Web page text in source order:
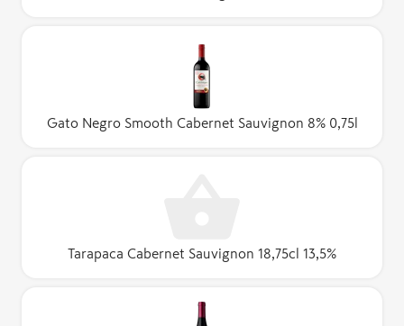
Gato Negro Smooth Cabernet Sauvignon 8% 0,75l
Tarapaca Cabernet Sauvignon 18,75cl 13,5%